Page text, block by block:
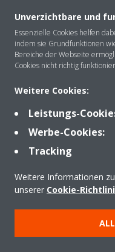
Über DAIKIN
Anwendungsbereiche
Kontakt
Produkte
Unverzichtbare und
Essenzielle Cookies helfen
indem sie Grundfunktionen
Bereiche der Webseite
Cookies nicht richtig
Weitere Cookies:
Leistungs-
Werbe-Cookies:
Tracking
Weitere Informationen
unserer Cookie-